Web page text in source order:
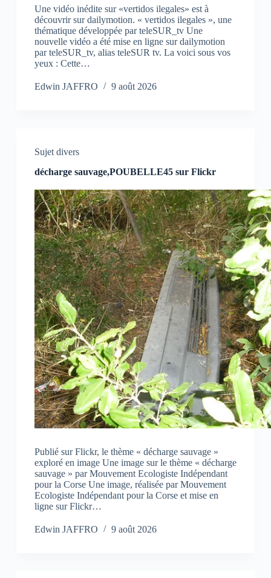
Une vidéo inédite sur «vertidos ilegales» est à
découvrir sur dailymotion. « vertidos ilegales », une
thématique développée par teleSUR_tv Une
nouvelle vidéo a été mise en ligne sur dailymotion
par teleSUR_tv, alias teleSUR tv. La voici sous vos
yeux : Cette…
Edwin JAFFRO 9 août 2026
Sujet divers
décharge sauvage,POUBELLE45 sur Flickr
Publié sur Flickr, le thème « décharge sauvage »
exploré en image Une image sur le thème « décharge
sauvage » par Mouvement Ecologiste Indépendant
pour la Corse Une image, réalisée par Mouvement
Ecologiste Indépendant pour la Corse et mise en
ligne sur Flickr…
Edwin JAFFRO 9 août 2026